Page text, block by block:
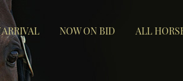
NOW ON BID ALL